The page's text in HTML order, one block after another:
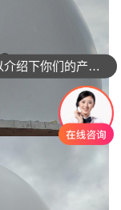
可以介绍下你们的产品么？